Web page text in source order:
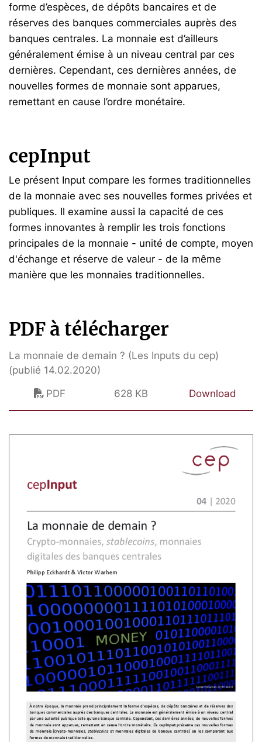
forme d’espèces, de dépôts bancaires et de
réserves des banques commerciales auprès des
banques centrales. La monnaie est d’ailleurs
généralement émise à un niveau central par ces
dernières. Cependant, ces dernières années, de
nouvelles formes de monnaie sont apparues,
remettant en cause l’ordre monétaire.
cepInput
Le présent Input compare les formes traditionnelles
de la monnaie avec ses nouvelles formes privées et
publiques. Il examine aussi la capacité de ces
formes innovantes à remplir les trois fonctions
principales de la monnaie - unité de compte, moyen
d'échange et réserve de valeur - de la même
manière que les monnaies traditionnelles.
PDF à télécharger
La monnaie de demain ? (Les Inputs du cep)
(publié 14.02.2020)
PDF
628 KB Download